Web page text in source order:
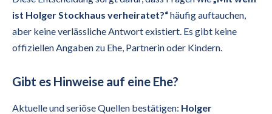
ist Holger Stockhaus verheiratet?“häufig auftauchen,
aber keine verlässliche Antwort existiert. Es gibt keine
offiziellen Angaben zu Ehe, Partnerin oder Kindern.
Gibt es Hinweise auf eine Ehe?
Aktuelle und seriöse Quellen bestätigen: Holger